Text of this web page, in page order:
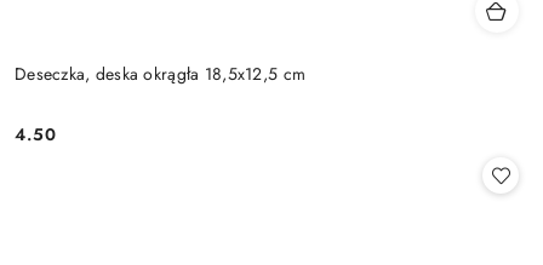
Deseczka, deska okrągła 18,5x12,5 cm
Cena:
4.50